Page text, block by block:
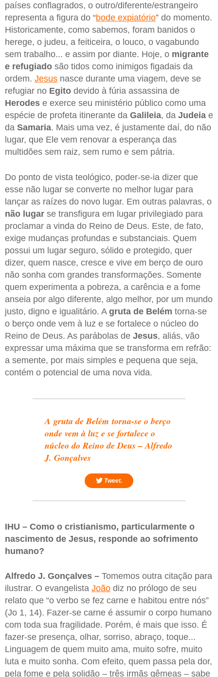
países conflagrados, o outro/diferente/estrangeiro
representa a figura do “bode expiatório” do momento.
Historicamente, como sabemos, foram banidos o
herege, o judeu, a feiticeira, o louco, o vagabundo
sem trabalho... e assim por diante. Hoje, o migrante
e refugiado são tidos como inimigos figadais da
ordem. Jesus nasce durante uma viagem, deve se
refugiar no Egito devido à fúria assassina de
Herodes e exerce seu ministério público como uma
espécie de profeta itinerante da Galileia, da Judeia e
da Samaria. Mais uma vez, é justamente daí, do não
lugar, que Ele vem renovar a esperança das
multidões sem raiz, sem rumo e sem pátria.
Do ponto de vista teológico, poder-se-ia dizer que
esse não lugar se converte no melhor lugar para
lançar as raízes do novo lugar. Em outras palavras, o
não lugar se transfigura em lugar privilegiado para
proclamar a vinda do Reino de Deus. Este, de fato,
exige mudanças profundas e substanciais. Quem
possui um lugar seguro, sólido e protegido, quer
dizer, quem nasce, cresce e vive em berço de ouro
não sonha com grandes transformações. Somente
quem experimenta a pobreza, a carência e a fome
anseia por algo diferente, algo melhor, por um mundo
justo, digno e igualitário. A gruta de Belém torna-se
o berço onde vem à luz e se fortalece o núcleo do
Reino de Deus. As parábolas de Jesus, aliás, vão
expressar uma máxima que se transforma em refrão:
a semente, por mais simples e pequena que seja,
contém o potencial de uma nova vida.
A gruta de Belém torna-se o berço
onde vem à luz e se fortalece o
núcleo do Reino de Deus – Alfredo
J. Gonçalves
Tweet.
IHU – Como o cristianismo, particularmente o
nascimento de Jesus, responde ao sofrimento
humano?
Alfredo J. Gonçalves – Tomemos outra citação para
ilustrar. O evangelista João diz no prólogo de seu
relato que “o verbo se fez carne e habitou entre nós”
(Jo 1, 14). Fazer-se carne é assumir o corpo humano
com toda sua fragilidade. Porém, é mais que isso. É
fazer-se presença, olhar, sorriso, abraço, toque...
Linguagem de quem muito ama, muito sofre, muito
luta e muito sonha. Com efeito, quem passa pela dor,
pela fome e pela solidão – três irmãs gêmeas – sabe